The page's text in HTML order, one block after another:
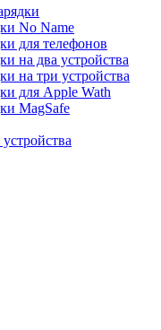
No Name
для телефонов
на два устройства
на три устройства
для Apple Wath
MagSafe